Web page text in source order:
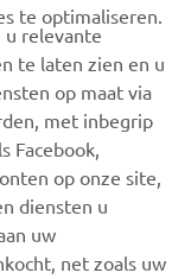
te optimaliseren.
u relevante
te laten zien en u
op maat via
met inbegrip
Facebook,
op onze site,
diensten u
uw
net zoals uw